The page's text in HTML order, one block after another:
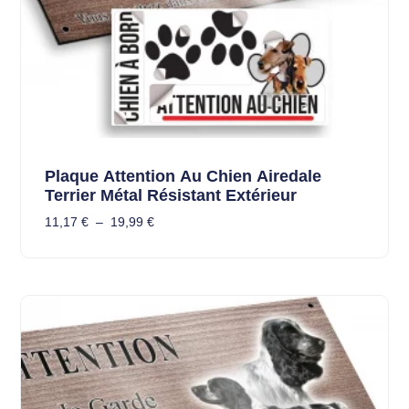
Plaque Attention Au Chien Airedale
Terrier Métal Résistant Extérieur
11,17 € – 19,99 €